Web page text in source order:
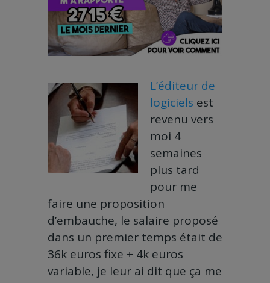
L’éditeur de
logiciels est
revenu vers
moi 4
semaines
plus tard
pour me
faire une proposition
d’embauche, le salaire proposé
dans un premier temps était de
36k euros fixe + 4k euros
variable, je leur ai dit que ça me